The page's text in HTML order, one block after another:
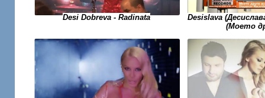
Desi Dobreva - Radinata
Desislava
(Моето